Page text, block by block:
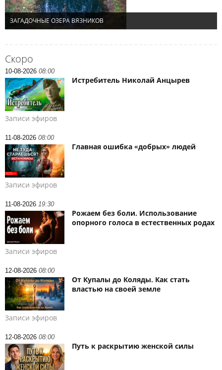
Скоро
10-08-2026 08:00
Истребитель Николай Анцырев
Записи эфиров
11-08-2026 08:00
Главная ошибка «добрых» людей
Записи эфиров
11-08-2026 19:30
Рожаем без боли. Использование
опорного голоса в естественных родах
Записи эфиров
12-08-2026 08:00
От Купалы до Коляды. Как стать
властью на своей земле
Записи эфиров
12-08-2026 08:00
Путь к раскрытию женской силы